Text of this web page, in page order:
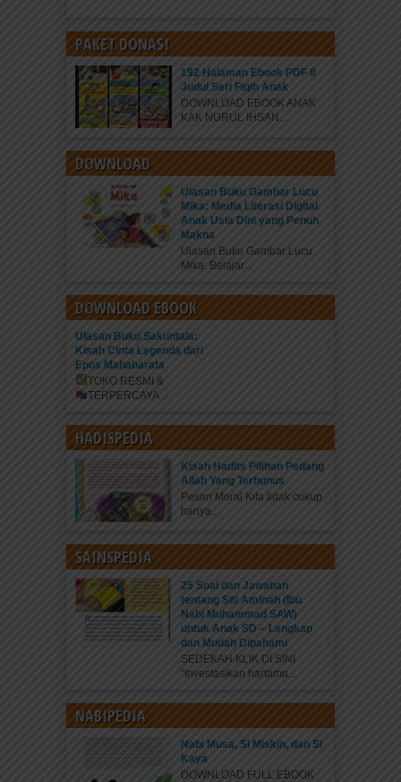
PAKET DONASI
192 Halaman Ebook PDF 8
Judul Seri Fiqih Anak
DOWNLOAD EBOOK ANAK
KAK NURUL IHSAN...
DOWNLOAD
Ulasan Buku Gambar Lucu
Mika: Media Literasi Digital
Anak Usia Dini yang Penuh
Makna
Ulasan Buku Gambar Lucu
Mika: Belajar...
DOWNLOAD EBOOK
Ulasan Buku Sakuntala:
Kisah Cinta Legenda dari
Epos Mahabarata
TOKO RESMI &
TERPERCAYA ...
HADISPEDIA
Kisah Hadits Pilihan Pedang
Allah Yang Terhunus
Pesan Moral Kita tidak cukup
hanya...
SAINSPEDIA
25 Soal dan Jawaban
tentang Siti Aminah (Ibu
Nabi Muhammad SAW)
untuk Anak SD – Lengkap
dan Mudah Dipahami
SEDEKAH KLIK DI SINI
“Investasikan hartamu...
NABIPEDIA
Nabi Musa, Si Miskin, dan Si
Kaya
DOWNLOAD FULL EBOOK